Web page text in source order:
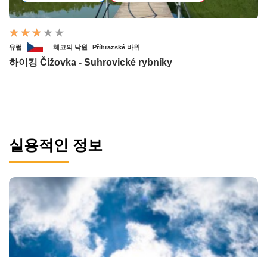
유럽 체코의 낙원 Příhrazské 바위
하이킹 Čížovka - Suhrovické rybníky
실용적인 정보